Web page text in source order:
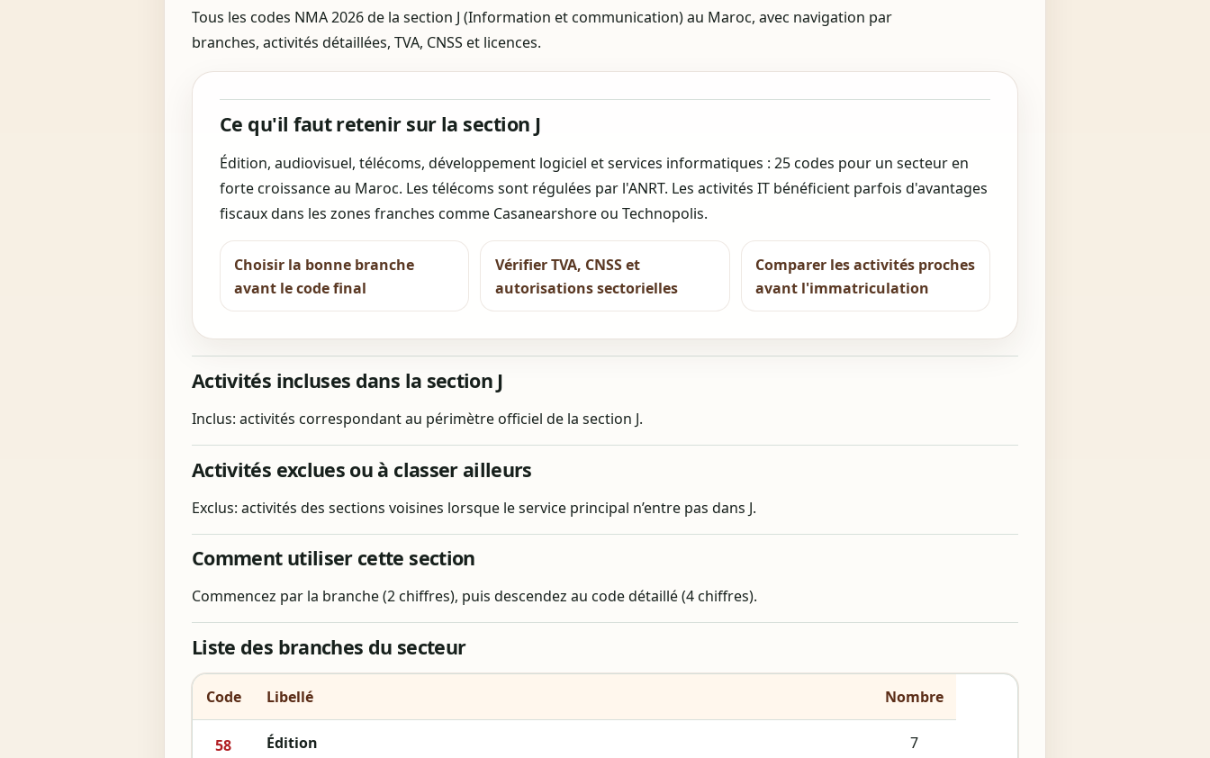
Tous les codes NMA 2026 de la section J (Information et communication) au Maroc, avec navigation par
branches, activités détaillées, TVA, CNSS et licences.
Ce qu'il faut retenir sur la section J
Édition, audiovisuel, télécoms, développement logiciel et services informatiques : 25 codes pour un secteur en
forte croissance au Maroc. Les télécoms sont régulées par l'ANRT. Les activités IT bénéficient parfois d'avantages
fiscaux dans les zones franches comme Casanearshore ou Technopolis.
Choisir la bonne branche
avant le code final
Vérifier TVA, CNSS et
autorisations sectorielles
Comparer les activités proches
avant l'immatriculation
Activités incluses dans la section J
Inclus: activités correspondant au périmètre officiel de la section J.
Activités exclues ou à classer ailleurs
Exclus: activités des sections voisines lorsque le service principal n’entre pas dans J.
Comment utiliser cette section
Commencez par la branche (2 chiffres), puis descendez au code détaillé (4 chiffres).
Liste des branches du secteur
Code Libellé Nombre
58 Édition 7